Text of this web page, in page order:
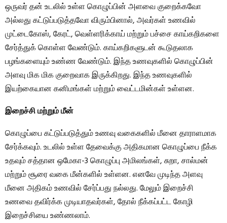
ஒருவர் தன் உடலில் உள்ள கொழுப்பின் அளவை குறைக்கவோ
அல்லது கட்டுப்படுத்தவோ விரும்பினால், அவர்கள் உணவில்
முட்டைகோஸ், கேரட், வெள்ளரிக்காய் மற்றும் பச்சை காய்கறிகளை
சேர்த்துக் கொள்ள வேண்டும். காய்கறிகளுடன் கூடுதலாக
பழங்களையும் உண்ண வேண்டும். இந்த உணவுகளில் கொழுப்பின்
அளவு மிக மிக குறைவாக இருக்கிறது. இந்த உணவுகளில்
இயற்கையான கனிமங்கள் மற்றும் வைட்டமின்கள் உள்ளன.
இறைச்சி மற்றும் மீன்
கொழுப்பை கட்டுப்படுத்தும் உணவு வகைகளில் மீனை தாராளமாக
சேர்க்கவும். உடலில் உள்ள தேவைக்கு அதிகமான கொழுப்பை நீக்க
உதவும் சத்தான ஒமேகா-3 கொழுப்பு அமிலங்கள், சுறா, சால்மன்
மற்றும் சூரை வகை மீன்களில் உள்ளன. எனவே முடிந்த அளவு
மீனை அதிகம் உணவில் சேர்ப்பது நல்லது. மேலும் இறைச்சி
உணவை தவிர்க்க முடியாதவர்கள், தோல் நீக்கப்பட்ட கோழி
இறைச்சியை உண்ணலாம்.